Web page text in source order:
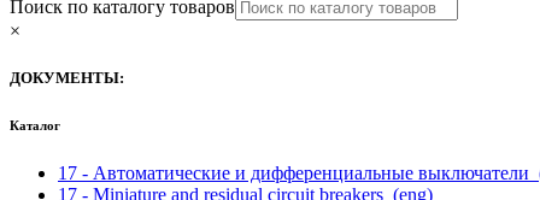
Поиск по каталогу товаров
×
ДОКУМЕНТЫ:
Каталог
17 - Автоматические и дифференциальные выключатели
17 - Miniature and residual circuit breakers (eng)